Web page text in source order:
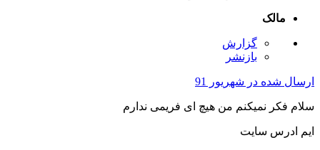
مالک
گزارش
بازنشر
ارسال شده در شهریور 91
سلام فکر نمیکنم من هیچ ای فریمی ندارم
ایم ادرس سایت